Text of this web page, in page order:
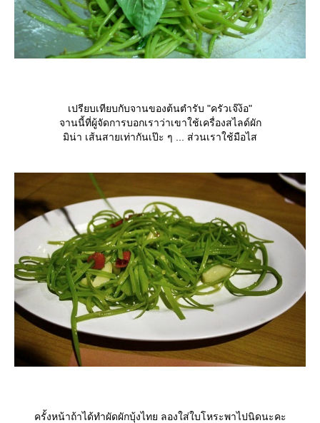
เปรียบเทียบกับจานของต้นตำรับ "ครัวเจ๊ง้อ"
จานนี้ที่ผู้จัดการบอกเราว่าเขาใช้เครื่องสไลด์ผัก
มิน่า เส้นสายเท่ากันเป๊ะ ๆ ... ส่วนเราใช้มือไส
ครั้งหน้าถ้าได้ทำผัดผักบุ้งไทย ลองใส่ใบโหระพาไปนิดนะคะ